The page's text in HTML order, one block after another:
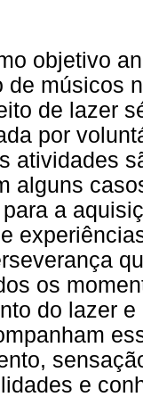
objetivo
de músicos
de lazer
por
atividades
alguns
a
os
do lazer
e